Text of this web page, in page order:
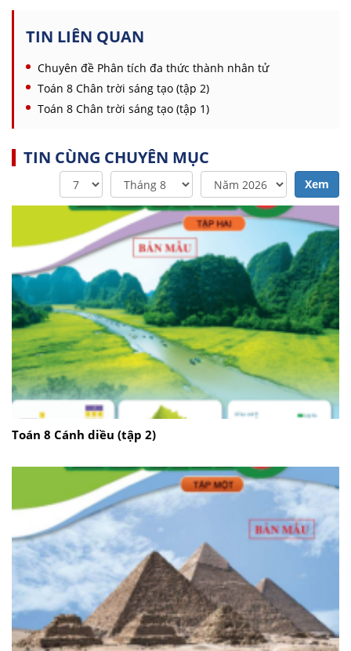
TIN LIÊN QUAN
Chuyên đề Phân tích đa thức thành nhân tử
Toán 8 Chân trời sáng tạo (tập 2)
Toán 8 Chân trời sáng tạo (tập 1)
TIN CÙNG CHUYÊN MỤC
Xem
Toán 8 Cánh diều (tập 2)